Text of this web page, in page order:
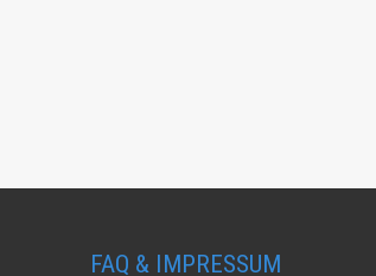
FAQ & IMPRESSUM